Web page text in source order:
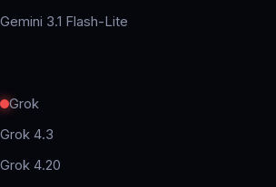
Gemini 3.1 Flash-Lite
Grok
Grok 4.3
Grok 4.20